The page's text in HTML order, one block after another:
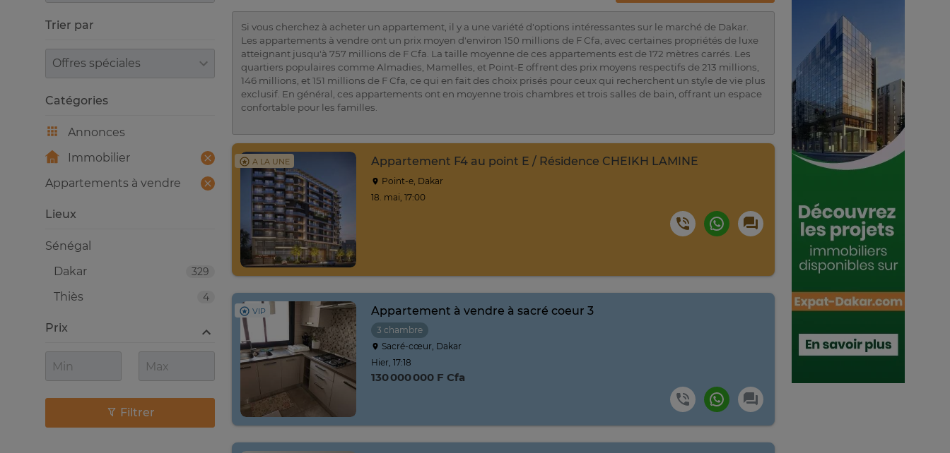
Si vous cherchez à acheter un appartement, il y a une variété d'options intéressantes sur le marché de Dakar.
Les appartements à vendre ont un prix moyen d'environ 150 millions de F Cfa, avec certaines propriétés de luxe
atteignant jusqu'à 757 millions de F Cfa. La taille moyenne de ces appartements est de 172 mètres carrés. Les
quartiers populaires comme Almadies, Mamelles, et Point-E offrent des prix moyens respectifs de 213 millions,
146 millions, et 151 millions de F Cfa, ce qui en fait des choix prisés pour ceux qui recherchent un style de vie plus
exclusif. En général, ces appartements ont en moyenne trois chambres et trois salles de bain, offrant un espace
confortable pour les familles.
A LA UNE Appartement F4 au point E / Résidence CHEIKH LAMINE
Point-e, Dakar
18. mai, 17:00
VIP Appartement à vendre à sacré coeur 3
3 chambre
Sacré-cœur, Dakar
Hier, 17:18
130 000 000 F Cfa
Trier par
Trier par
Catégories
Annonces
Immobilier
Appartements à vendre
Lieux
Sénégal
329
Dakar
4
Thiès
Prix
Filtrer